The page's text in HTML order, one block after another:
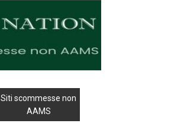
Siti scommesse non
AAMS